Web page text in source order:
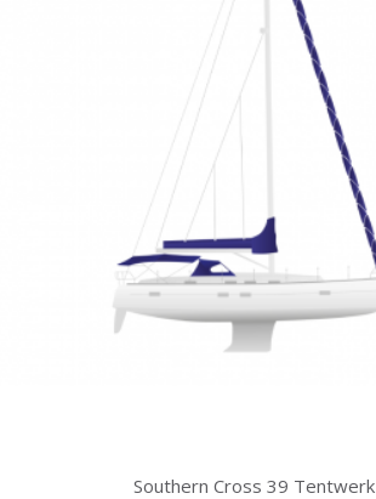
Southern Cross 39 Tentwerk